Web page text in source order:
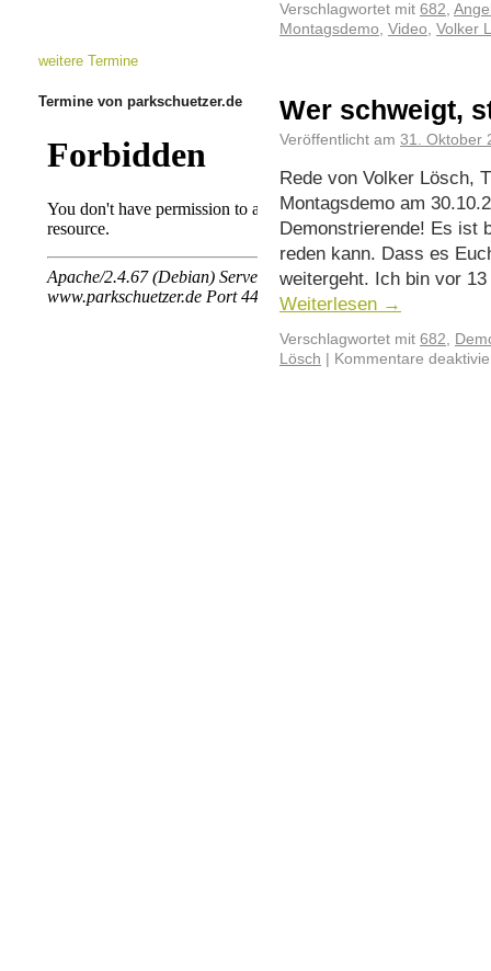
Verschlagwortet mit 682,
Montagsdemo, Video, Volker
Wer schweigt,
Veröffentlicht am 31. Oktober
Rede von Volker Lösch,
Montagsdemo am
Demonstrierende! Es ist
reden kann. Dass es
weitergeht. Ich bin vor
Weiterlesen →
Verschlagwortet mit 682,
Lösch
Kommentare
weitere Termine
Termine von parkschuetzer.de